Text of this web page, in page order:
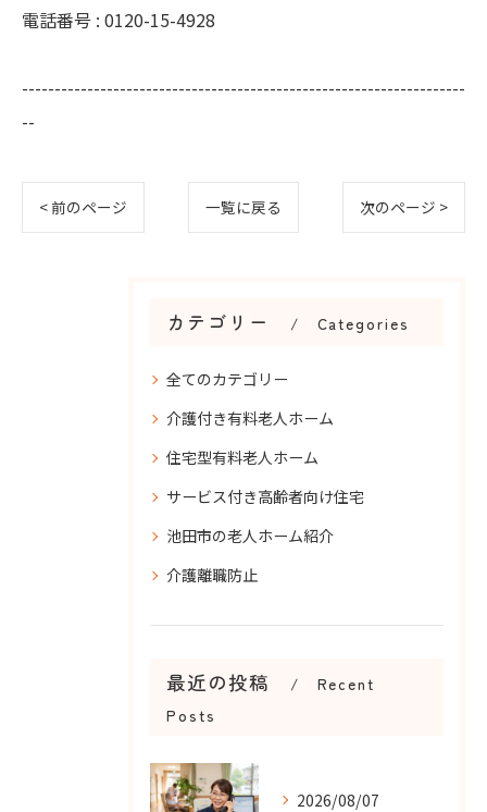
電話番号 : 0120-15-4928
--------------------------------------------------------------------
--
< 前のページ 一覧に戻る 次のページ >
カテゴリー Categories
全てのカテゴリー
介護付き有料老人ホーム
住宅型有料老人ホーム
サービス付き高齢者向け住宅
池田市の老人ホーム紹介
介護離職防止
最近の投稿
Recent
Posts
2026/08/07